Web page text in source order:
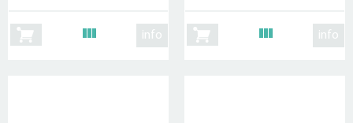
info info